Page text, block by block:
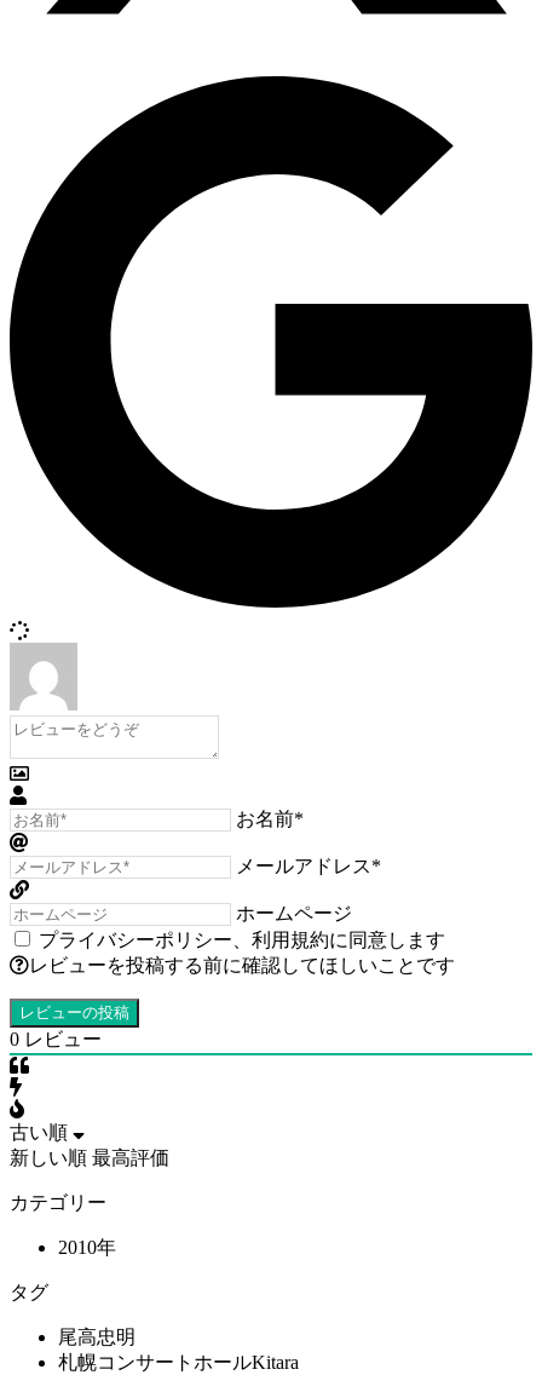
お名前*
メールアドレス*
ホームページ
プライバシーポリシー
利用規約に同意します
レビューを投稿する前に確認してほしいことです
0 レビュー
古い順
新しい順 最高評価
カテゴリー
2010年
タグ
尾高忠明
札幌コンサートホールKitara